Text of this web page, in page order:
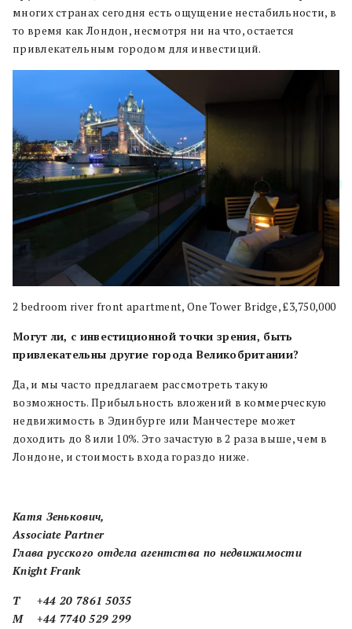
многих странах сегодня есть ощущение нестабильности, в
то время как Лондон, несмотря ни на что, остается
привлекательным городом для инвестиций.
2 bedroom river front apartment, One Tower Bridge, £3,750,000
Могут ли, с инвестиционной точки зрения, быть
привлекательны другие города Великобритании?
Да, и мы часто предлагаем рассмотреть такую
возможность. Прибыльность вложений в коммерческую
недвижимость в Эдинбурге или Манчестере может
доходить до 8 или 10%. Это зачастую в 2 раза выше, чем в
Лондоне, и стоимость входа гораздо ниже.
Катя Зенькович,
Associate Partner
Глава русского отдела агентства по недвижимости
Knight Frank
T +44 20 7861 5035
M +44 7740 529 299